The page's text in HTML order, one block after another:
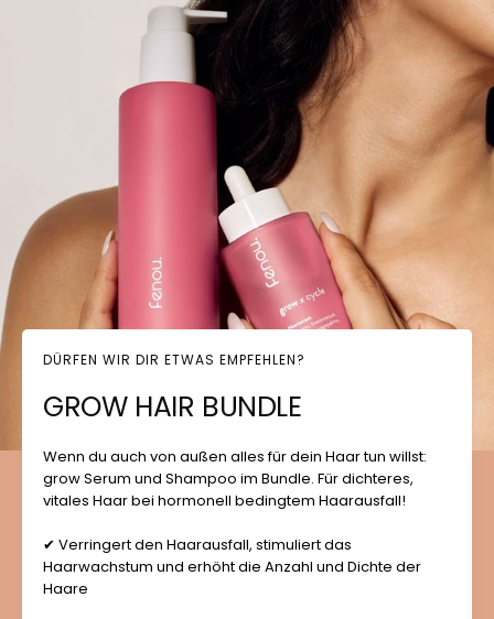
DÜRFEN WIR DIR ETWAS EMPFEHLEN?
GROW HAIR BUNDLE
Wenn du auch von außen alles für dein Haar tun willst:
grow Serum und Shampoo im Bundle. Für dichteres,
vitales Haar bei hormonell bedingtem Haarausfall!
✔ Verringert den Haarausfall, stimuliert das
Haarwachstum und erhöht die Anzahl und Dichte der
Haare